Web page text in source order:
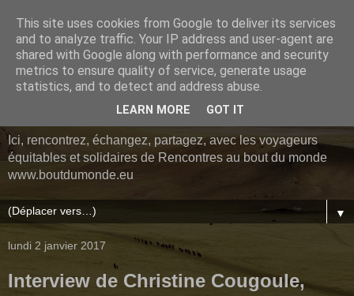
Le blog des voyageurs
de Rencontres au bout du
Ici, rencontrez, échangez, partagez, avec les voyageurs
équitables et solidaires de Rencontres au bout du monde
www.boutdumonde.eu
▼
lundi 2 janvier 2017
Interview de Christine Cougoule,
This site uses cookies from Google to deliver its services
and to analyze traffic. Your IP address and user-agent are
shared with Google along with performance and security
metrics to ensure quality of service, generate usage
statistics, and to detect and address abuse.
LEARN MORE GOT IT